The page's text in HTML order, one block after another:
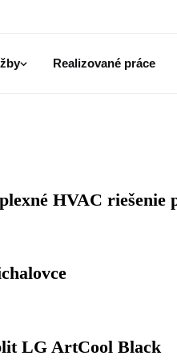
Realizované práce
HVAC riešenie
LG ArtCool Black